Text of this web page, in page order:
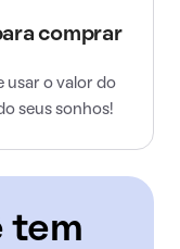
comprar
usar o valor do
seus sonhos!
tem